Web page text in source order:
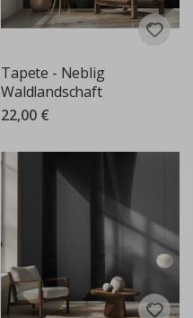
Tapete - Neblig
Waldlandschaft
22,00 €